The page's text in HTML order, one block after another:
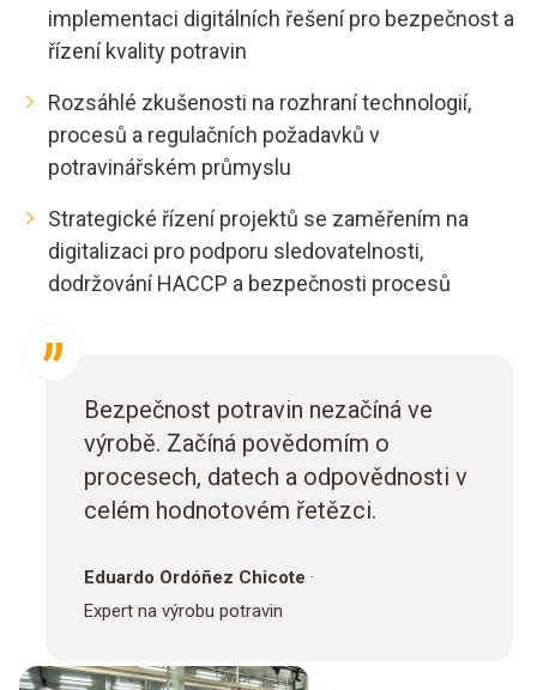
implementaci digitálních řešení pro bezpečnost a
řízení kvality potravin
Rozsáhlé zkušenosti na rozhraní technologií,
procesů a regulačních požadavků v
potravinářském průmyslu
Strategické řízení projektů se zaměřením na
digitalizaci pro podporu sledovatelnosti,
dodržování HACCP a bezpečnosti procesů
Bezpečnost potravin nezačíná ve
výrobě. Začíná povědomím o
procesech, datech a odpovědnosti v
celém hodnotovém řetězci.
Eduardo Ordóñez Chicote ·
Expert na výrobu potravin